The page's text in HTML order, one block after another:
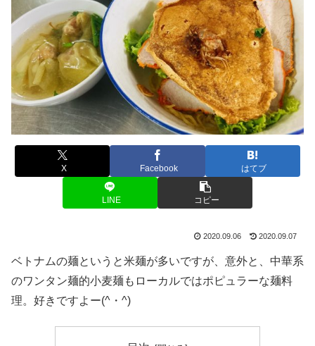
X Facebook はてブ
LINE コピー
2020.09.06 2020.09.07
ベトナムの麺というと米麺が多いですが、意外と、中華系
のワンタン麺的小麦麺もローカルではポピュラーな麺料
理。好きですよー(^・^)